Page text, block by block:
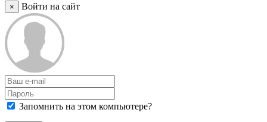
× Войти на сайт
Запомнить на этом компьютере?